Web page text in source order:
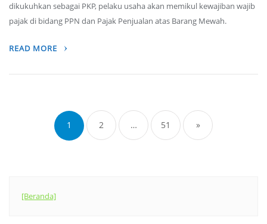
dikukuhkan sebagai PKP, pelaku usaha akan memikul kewajiban wajib
pajak di bidang PPN dan Pajak Penjualan atas Barang Mewah.
READ MORE
navigation
1 2 … 51 »
[Beranda]